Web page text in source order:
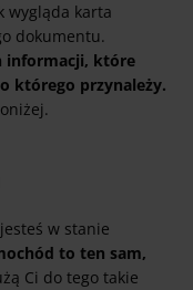
wygląda karta
dokumentu.
informacji, które
którego przynależy.
w stanie
to ten sam,
Ci do tego takie